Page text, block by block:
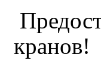
П
кранов!